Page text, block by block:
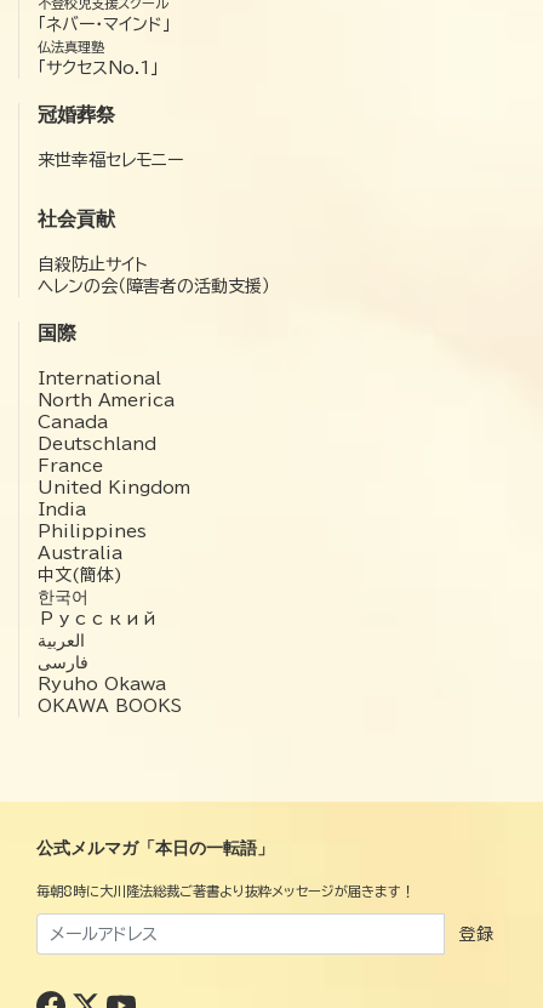
不登校児支援スクール
「ネバー・マインド」
仏法真理塾
「サクセスNo.1」
冠婚葬祭
来世幸福セレモニー
社会貢献
自殺防止サイト
ヘレンの会（障害者の活動支援）
国際
International
North America
Canada
Deutschland
France
United Kingdom
India
Philippines
Australia
中文(簡体)
한국어
Русский
العربية‏
فارسی
Ryuho Okawa
OKAWA BOOKS
公式メルマガ「本日の一転語」
毎朝8時に大川隆法総裁ご著書より抜粋メッセージが届きます！
登録